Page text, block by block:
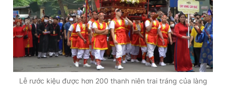
Lễ rước kiệu được hơn 200 thanh niên trai tráng của làng